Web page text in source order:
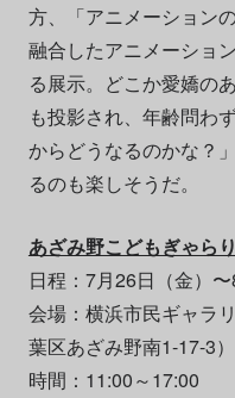
方、「アニメーション
融合したアニメーショ
る展示。どこか愛嬌の
も投影され、年齢問わ
からどうなるのかな？
るのも楽しそうだ。
あざみ野こどもぎゃら
日程：7月26日（金）〜
会場：横浜市民ギャラ
葉区あざみ野南1-17-3）
時間：11:00～17:00